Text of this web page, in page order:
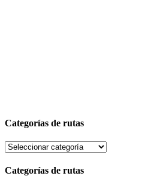
Categorías de rutas
Categorías de rutas